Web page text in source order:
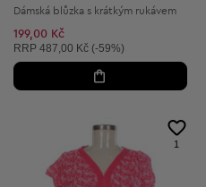
Dámská blůzka s krátkým rukávem
199,00 Kč
Doporučená cena:
RRP 487,00 Kč (-59%)
1